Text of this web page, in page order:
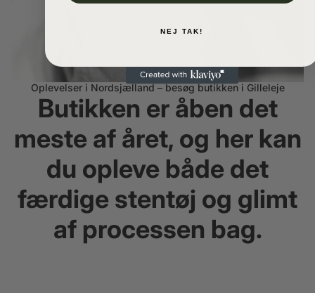
Oplevelser i Nordsjælland – besøg butikken i Gilleleje
Butikken er åben det
meste af året, og her kan
du opleve både det
færdige stentøj og glimt
af processen bag.
NEJ TAK!